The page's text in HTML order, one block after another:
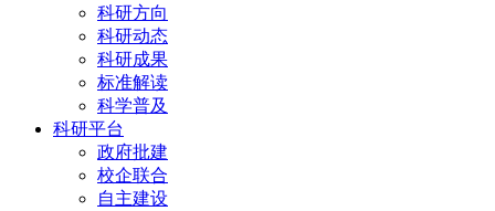
科研方向
科研动态
科研成果
标准解读
科学普及
科研平台
政府批建
校企联合
自主建设